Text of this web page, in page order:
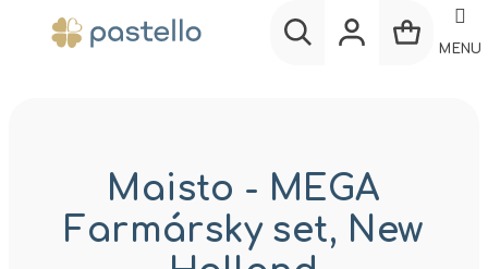
MENU
Maisto - MEGA
Farmársky set, New